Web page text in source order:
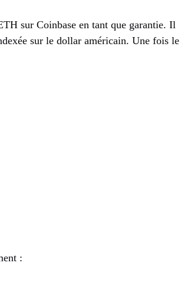
sur Coinbase en tant que garantie. Il
sur le dollar américain. Une fois le
: